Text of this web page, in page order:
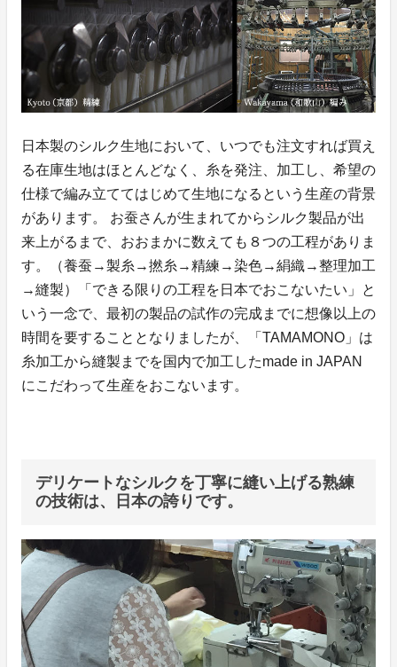
日本製のシルク生地において、いつでも注文すれば買え
る在庫生地はほとんどなく、糸を発注、加工し、希望の
仕様で編み立ててはじめて生地になるという生産の背景
があります。 お蚕さんが生まれてからシルク製品が出
来上がるまで、おおまかに数えても８つの工程がありま
す。（養蚕→製糸→撚糸→精練→染色→絹織→整理加工
→縫製）「できる限りの工程を日本でおこないたい」と
いう一念で、最初の製品の試作の完成までに想像以上の
時間を要することとなりましたが、「TAMAMONO」は
糸加工から縫製までを国内で加工したmade in JAPAN
にこだわって生産をおこないます。
デリケートなシルクを丁寧に縫い上げる熟練
の技術は、日本の誇りです。